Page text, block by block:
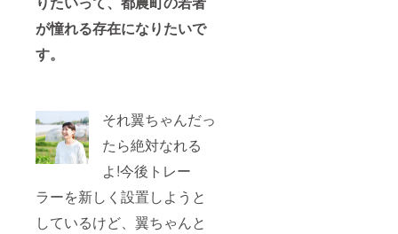
が憧れる存在になりたいで
す。
それ翼ちゃんだっ
たら絶対なれる
よ!今後トレー
ラーを新しく設置しようと
しているけど、翼ちゃんと